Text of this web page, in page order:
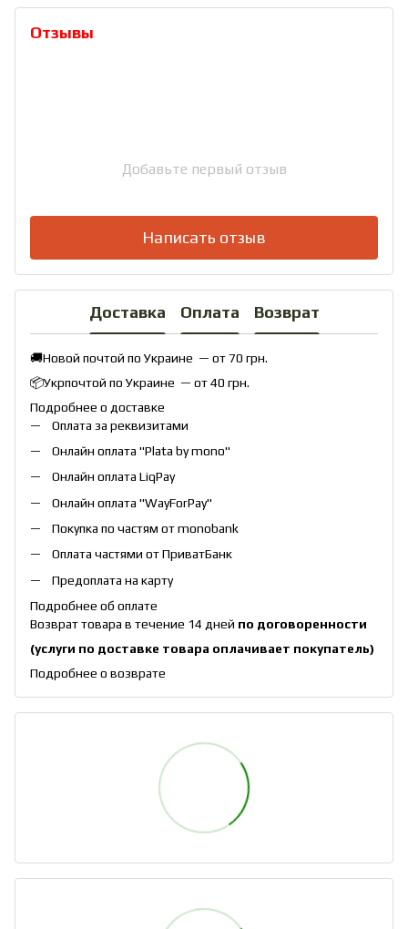
Отзывы
Добавьте первый отзыв
Написать отзыв
Доставка Оплата Возврат
🚚Новой почтой по Украине — от 70 грн.
📦Укрпочтой по Украине — от 40 грн.
Подробнее о доставке
Оплата за реквизитами
Онлайн оплата "Plata by mono"
Онлайн оплата LiqPay
Онлайн оплата "WayForPay"
Покупка по частям от monobank
Оплата частями от ПриватБанк
Предоплата на карту
Подробнее об оплате
Возврат товара в течение 14 дней по договоренности
(услуги по доставке товара оплачивает покупатель)
Подробнее о возврате